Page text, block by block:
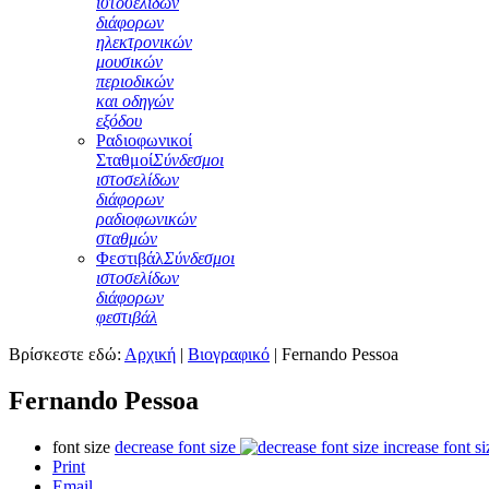
διάφορων
ηλεκτρονικών
μουσικών
περιοδικών
και οδηγών
εξόδου
Ραδιοφωνικοί
ΣταθμοίΣύνδεσμοι
ιστοσελίδων
διάφορων
ραδιοφωνικών
σταθμών
ΦεστιβάλΣύνδεσμοι
ιστοσελίδων
διάφορων
φεστιβάλ
Βρίσκεστε εδώ: Αρχική | Βιογραφικό | Fernando Pessoa
Fernando Pessoa
font size decrease font size
increase font
Print